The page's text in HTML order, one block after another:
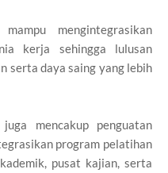
mengintegrasikan
kerja sehingga lulusan
serta daya saing yang lebih
mencakup penguatan
program pelatihan
pusat kajian, serta